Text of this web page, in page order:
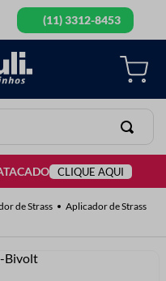
(11) 3312-8453
CLIQUE AQUI
de Strass
Aplicador de Strass